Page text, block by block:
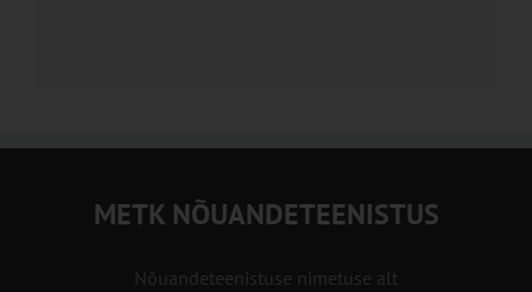
METK NÕUANDETEENISTUS
Nõuandeteenistuse nimetuse alt